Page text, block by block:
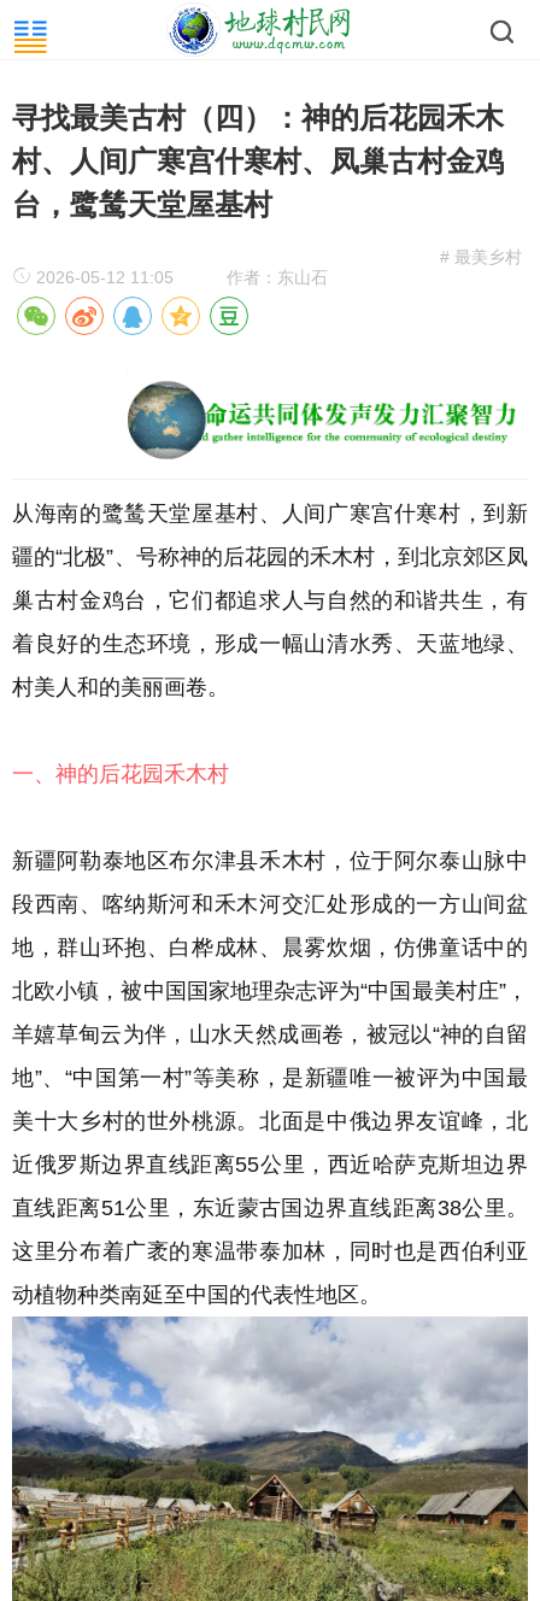
寻找最美古村（四）：神的后花园禾木
村、人间广寒宫什寒村、凤巢古村金鸡
台，鹭鸶天堂屋基村
# 最美乡村
2026-05-12 11:05
作者：东山石
从海南的鹭鸶天堂屋基村、 人间广寒宫什寒村 ，到新
疆的“北极”、号称神的后花园的禾木村，到北京郊区 凤
巢古村金鸡台，它们都追求人与自然的和谐共生，有
着良好的生态环境，形成一幅山清水秀、天蓝地绿、
村美人和的美丽画卷。
一、神的后花园禾木村
新疆阿勒泰地区布尔津县禾木村， 位于阿尔泰山脉中
段西南、 喀纳斯河和禾木河交汇处形成的一方山间盆
地，群山环抱、白桦成林、晨雾炊烟，仿佛童话中的
北欧小镇，被中国国家地理杂志评为“中国最美村庄”，
羊嬉草甸云为伴，山水天然成画卷， 被冠以“神的自留
地”、“中国第一村”等美称， 是新疆唯一被评为中国最
美十大乡村的世外桃源。北面是中俄边界友谊峰，北
近俄罗斯边界直线距离55公里，西近哈萨克斯坦边界
直线距离51公里，东近蒙古国边界直线距离38公里。
这里分布着广袤的寒温带泰加林，同时也是西伯利亚
动植物种类南延至中国的代表性地区。